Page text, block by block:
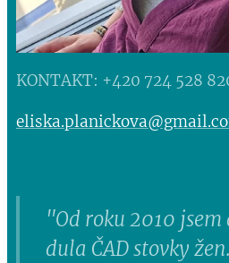
KONTAKT: +420 724 528
"Od roku 2010
dula ČAD stovky